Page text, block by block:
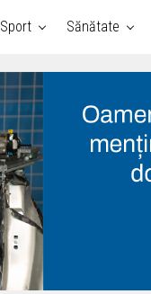
Sport Sănătate